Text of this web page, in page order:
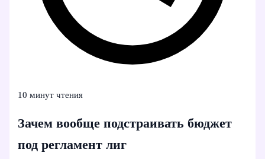
10 минут чтения
Зачем вообще подстраивать бюджет
под регламент лиг